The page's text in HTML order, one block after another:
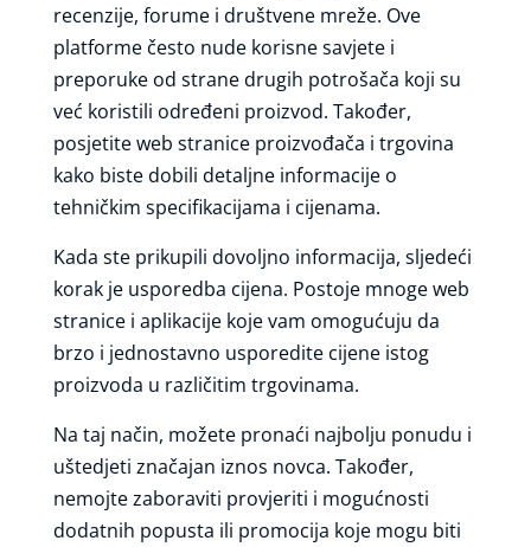
recenzije, forume i društvene mreže. Ove
platforme često nude korisne savjete i
preporuke od strane drugih potrošača koji su
već koristili određeni proizvod. Također,
posjetite web stranice proizvođača i trgovina
kako biste dobili detaljne informacije o
tehničkim specifikacijama i cijenama.
Kada ste prikupili dovoljno informacija, sljedeći
korak je usporedba cijena. Postoje mnoge web
stranice i aplikacije koje vam omogućuju da
brzo i jednostavno usporedite cijene istog
proizvoda u različitim trgovinama.
Na taj način, možete pronaći najbolju ponudu i
uštedjeti značajan iznos novca. Također,
nemojte zaboraviti provjeriti i mogućnosti
dodatnih popusta ili promocija koje mogu biti